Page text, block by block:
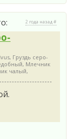
2 года назад #
Груздь серо-
Млечник
чалый,